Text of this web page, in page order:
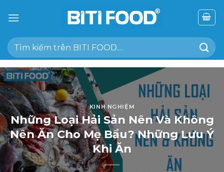
đến
dung
Tìm
kiếm:
KINH NGHIỆM
Những Loại Hải Sản Nên Và Không
Nên Ăn Cho Mẹ Bầu? Những Lưu Ý
Khi Ăn